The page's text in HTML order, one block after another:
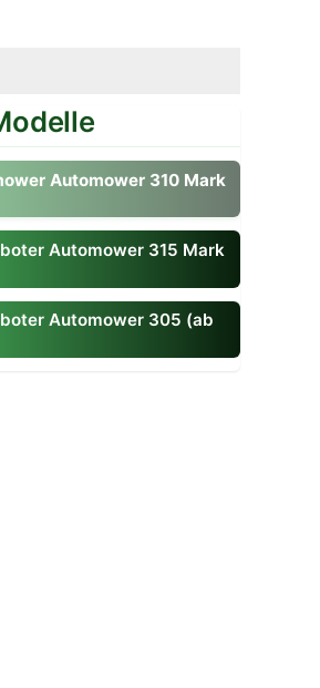
Automower 310 Mark
Automower 315 Mark
Automower 305 (ab